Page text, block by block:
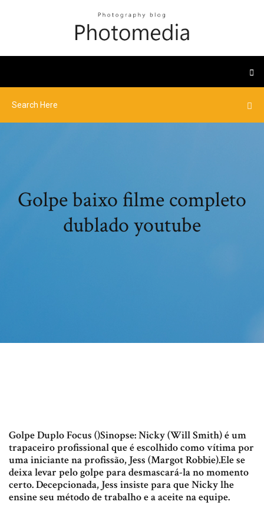
Golpe baixo filme completo
dublado youtube
Golpe Duplo Focus ()Sinopse: Nicky (Will Smith) é um
trapaceiro profissional que é escolhido como vítima por
uma iniciante na profissão, Jess (Margot Robbie).Ele se
deixa levar pelo golpe para desmascará-la no momento
certo. Decepcionada, Jess insiste para que Nicky lhe
ensine seu método de trabalho e a aceite na equipe.